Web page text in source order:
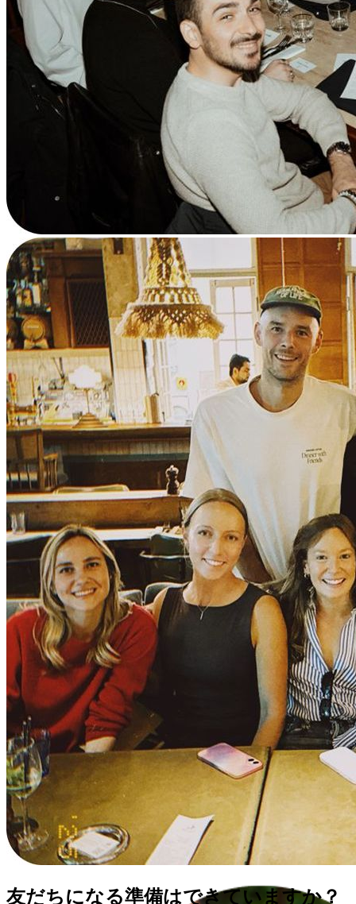
友だちになる準備はできていますか？